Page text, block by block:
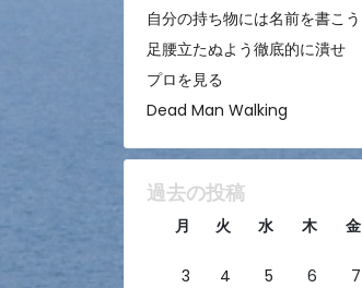
自分の持ち物には名前を書こう
足腰立たぬよう徹底的に潰せ
プロを見る
Dead Man Walking
過去の投稿
月 火 水 木 金
3
4 5 6 7